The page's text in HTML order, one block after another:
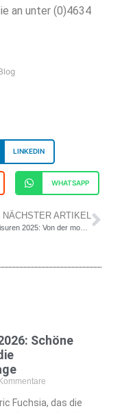
an unter (0)4634
LINKEDIN
WHATSAPP
NÄCHSTER ARTIKEL
Männerfrisuren 2025: Von der modernen Pompadour bis zum strukturierten Crop
Schöne
Fuchsia, das die